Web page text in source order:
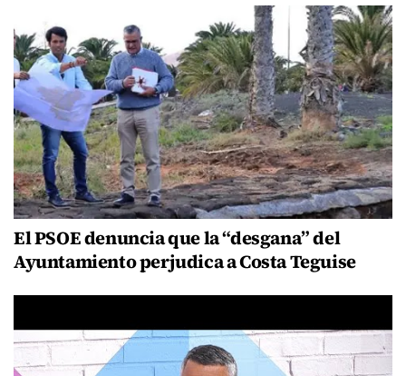
El PSOE denuncia que la “desgana” del
Ayuntamiento perjudica a Costa Teguise